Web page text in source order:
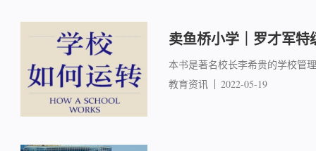
卖鱼桥小学｜罗才军
本书是著名校长李希贵的学校管
教育资讯
2022-05-19